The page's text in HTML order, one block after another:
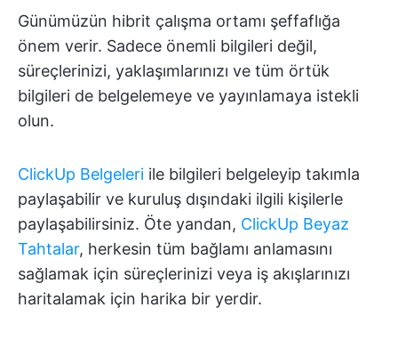
Günümüzün hibrit çalışma ortamı şeffaflığa
önem verir. Sadece önemli bilgileri değil,
süreçlerinizi, yaklaşımlarınızı ve tüm örtük
bilgileri de belgelemeye ve yayınlamaya istekli
olun.
ClickUp Belgeleri ile bilgileri belgeleyip takımla
paylaşabilir ve kuruluş dışındaki ilgili kişilerle
paylaşabilirsiniz. Öte yandan, ClickUp Beyaz
Tahtalar, herkesin tüm bağlamı anlamasını
sağlamak için süreçlerinizi veya iş akışlarınızı
haritalamak için harika bir yerdir.